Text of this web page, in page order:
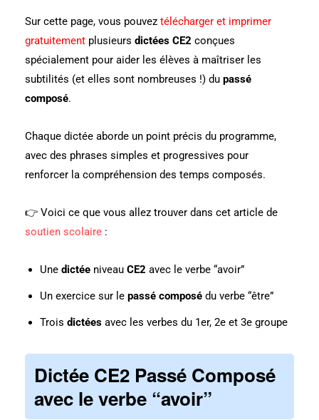
Sur cette page, vous pouvez télécharger et imprimer
gratuitement plusieurs dictées CE2 conçues
spécialement pour aider les élèves à maîtriser les
subtilités (et elles sont nombreuses !) du passé
composé.
Chaque dictée aborde un point précis du programme,
avec des phrases simples et progressives pour
renforcer la compréhension des temps composés.
👉 Voici ce que vous allez trouver dans cet article de
soutien scolaire :
Une dictée niveau CE2 avec le verbe “avoir”
Un exercice sur le passé composé du verbe “être”
Trois dictées avec les verbes du 1er, 2e et 3e groupe
Dictée CE2 Passé Composé
avec le verbe “avoir”